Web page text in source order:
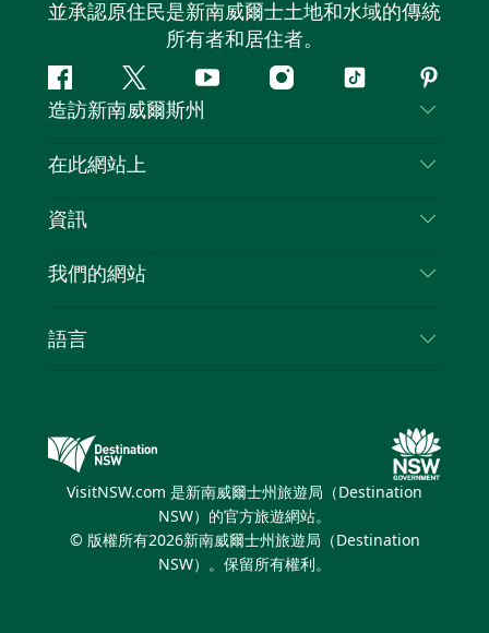
並承認原住民是新南威爾士土地和水域的傳統
所有者和居住者。
Facebook嘰
嘰
喳
Youtube Instagram
抖
造訪新南威爾斯州
聯絡我們
隱私
Cookie 通知
在此網站上
目的地
新南威爾士州公路旅行
活動
資訊
旅行資訊
新南威爾士州的商業
我們的網站
新南威爾士州旅遊局（Destination NSW）媒體中
繽紛雪梨燈光音樂節
語言
VisitNSW.com 是新南威爾士州旅遊局（Destination
NSW）的官方旅遊網站。
© 版權所有2026新南威爾士州旅遊局（Destination
NSW）。保留所有權利。